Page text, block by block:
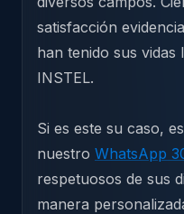
satisfacción
han tenido sus
INSTEL.
Si es este su caso,
nuestro WhatsApp
respetuosos de sus
manera